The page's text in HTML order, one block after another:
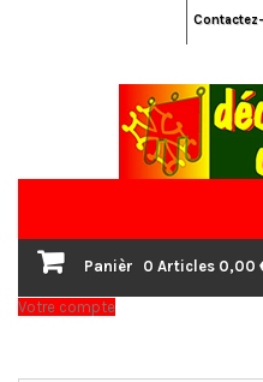
Panièr 0 Articles 0,00
Votre compte